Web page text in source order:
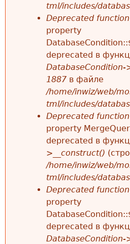
tml/includes/
Deprecated function
property
deprecated в
DatabaseCondition-
1887 в файле
/home/inwiz/web/
tml/includes/
Deprecated function
property
deprecated в
>__construct()
/home/inwiz/web/
tml/includes/
Deprecated function
property
deprecated в
DatabaseCondition-